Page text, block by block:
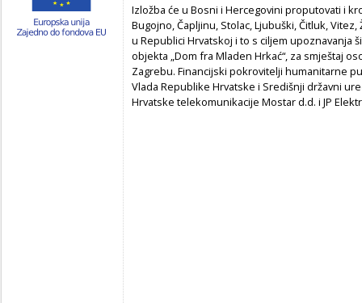
Izložba će u Bosni i Hercegovini proputovati i
Bugojno, Čapljinu, Stolac, Ljubuški, Čitluk,
u Republici Hrvatskoj i to s ciljem upoznavanja
objekta „Dom fra Mladen Hrkać“, za smještaj
Zagrebu. Financijski pokrovitelji humanitarne
Vlada Republike Hrvatske i Središnji državni
Hrvatske telekomunikacije Mostar d.d. i JP